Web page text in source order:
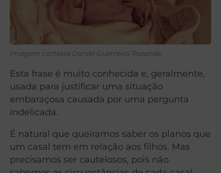
Imagem cortesia Daniel Guerreiro Rezende.
Esta frase é muito conhecida e, geralmente,
usada para justificar uma situação
embaraçosa causada por uma pergunta
indelicada.
É natural que queiramos saber os planos que
um casal tem em relação aos filhos. Mas
precisamos ser cautelosos, pois não